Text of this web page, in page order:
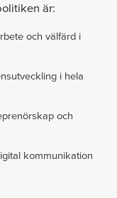
är:
och välfärd i
i hela
och
kommunikation